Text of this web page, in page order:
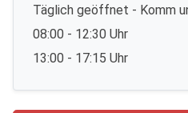
Täglich geöffnet - Komm
08:00 - 12:30 Uhr
13:00 - 17:15 Uhr